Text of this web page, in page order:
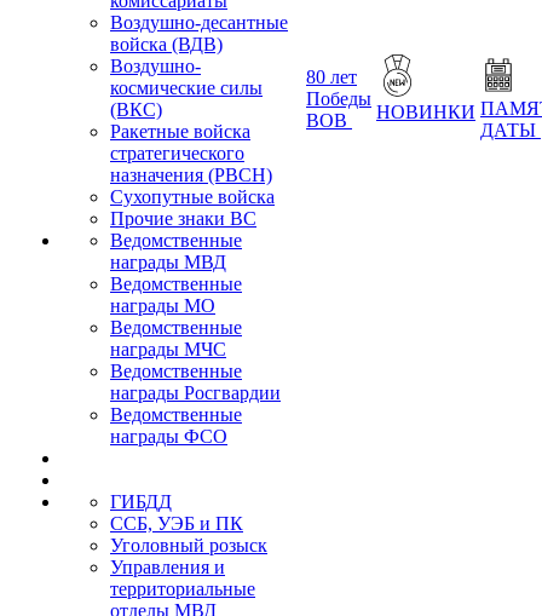
Воздушно-десантные
войска (ВДВ)
Воздушно-
космические силы
(ВКС)
Ракетные войска
стратегического
назначения (РВСН)
Сухопутные войска
Прочие знаки ВС
Ведомственные
награды МВД
Ведомственные
награды МО
Ведомственные
награды МЧС
Ведомственные
награды Росгвардии
Ведомственные
награды ФСО
ГИБДД
ССБ, УЭБ и ПК
Уголовный розыск
Управления и
территориальные
отделы МВД
80 лет
Победы
ВОВ
НОВИНКИ
ДАТЫ